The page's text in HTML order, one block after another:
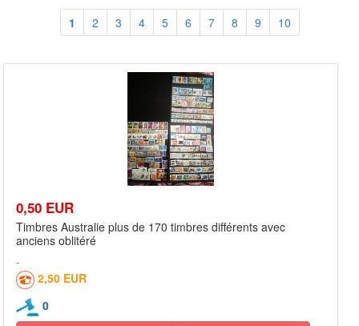
1 2 3 4 5 6 7 8 9 10
0,50 EUR
Timbres Australie plus de 170 timbres différents avec
anciens oblitéré
2,50 EUR
0